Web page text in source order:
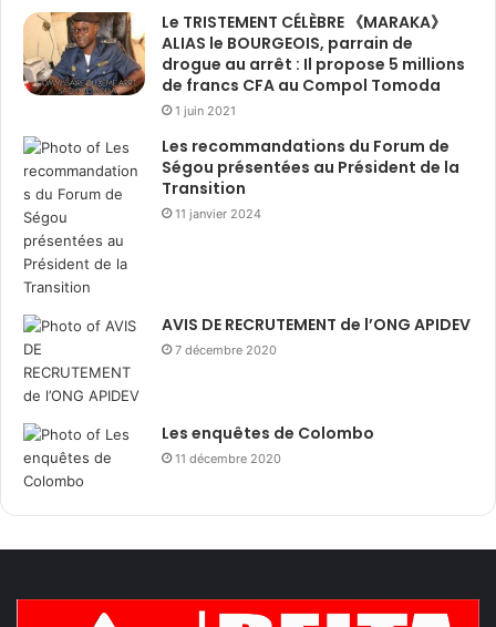
Le TRISTEMENT CÉLÈBRE 《MARAKA》
ALIAS le BOURGEOIS, parrain de
drogue au arrêt : Il propose 5 millions
de francs CFA au Compol Tomoda
1 juin 2021
Les recommandations du Forum de
Ségou présentées au Président de la
Transition
11 janvier 2024
AVIS DE RECRUTEMENT de l’ONG APIDEV
7 décembre 2020
Les enquêtes de Colombo
11 décembre 2020